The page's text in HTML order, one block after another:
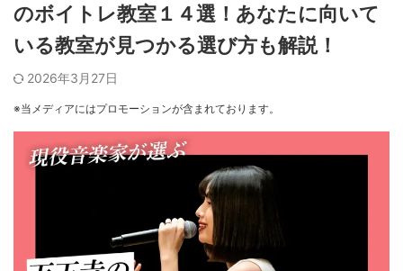
のボイトレ教室１４選！あなたに向いて
いる教室が見つかる選び方も解説！
2026年3月27日
※当メディアにはプロモーションが含まれております。